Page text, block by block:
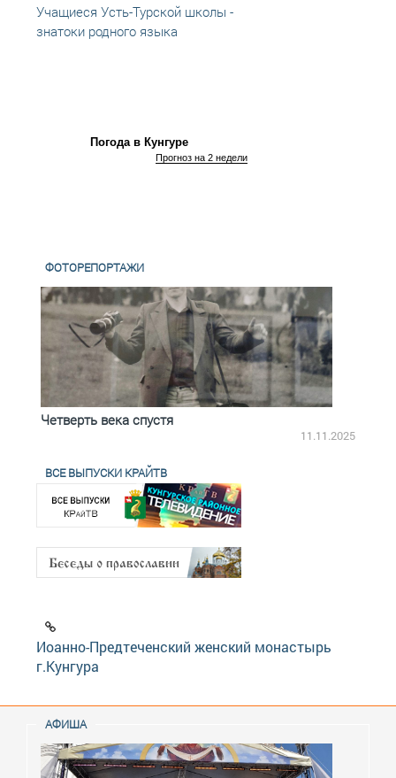
Учащиеся Усть-Турской школы -
знатоки родного языка
Погода в Кунгуре
Прогноз на 2 недели
ФОТОРЕПОРТАЖИ
Четверть века спустя
11.11.2025
ВСЕ ВЫПУСКИ КРАЙТВ
Иоанно-Предтеченский женский монастырь
г.Кунгура
АФИША